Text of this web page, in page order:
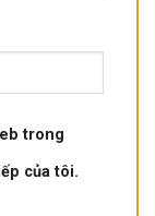
trong
của tôi.